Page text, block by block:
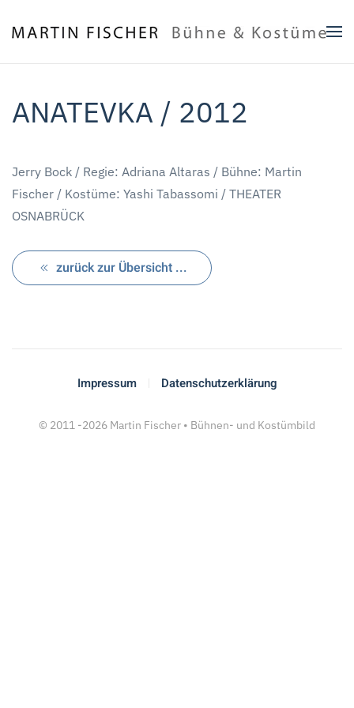
ANATEVKA / 2012
Jerry Bock / Regie: Adriana Altaras / Bühne: Martin
Fischer / Kostüme: Yashi Tabassomi / THEATER
OSNABRÜCK
zurück zur Übersicht ...
Impressum Datenschutzerklärung
© 2011 -2026 Martin Fischer • Bühnen- und Kostümbild